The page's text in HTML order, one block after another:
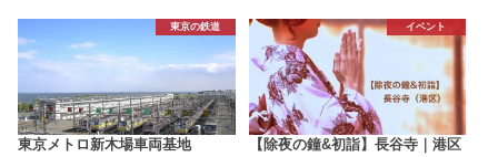
東京の鉄道
東京メトロ新木場車両基地
イベント
【除夜の鐘&初詣】長谷寺｜港区